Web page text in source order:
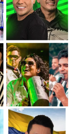
pro
gra
ma